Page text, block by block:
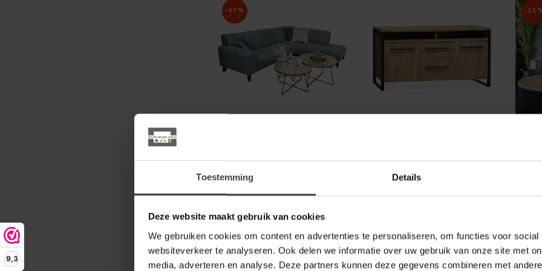
Toestemming Details
Deze website maakt gebruik van cookies
We gebruiken cookies om content en advertenties te personaliseren, om functies voor social
websiteverkeer te analyseren. Ook delen we informatie over uw gebruik van onze site met
media, adverteren en analyse. Deze partners kunnen deze gegevens combineren met
9,3
-47%
Thyme - Contrast
Nashville A2 hoekbank van
comfort...
3.367,00 1.799,00
Op voorraad
Het dressoir is onderdeel
van het stijlvolle
woonprogramma Carriba.
479,00
Op bestelling
-
Op